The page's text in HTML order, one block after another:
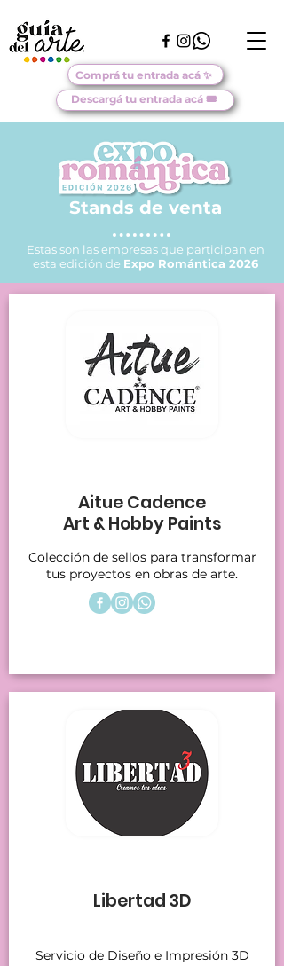
Comprá tu entrada acá ✨
Descargá tu entrada acá 🎟️
Stands de venta
Estas son las empresas que participan en
esta edición de Expo Romántica 2026
Aitue Cadence
Art & Hobby Paints
Colección de sellos para transformar
tus proyectos en obras de arte.
Libertad 3D
Servicio de Diseño e Impresión 3D